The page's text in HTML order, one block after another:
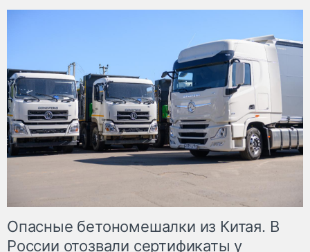
Опасные бетономешалки из Китая. В
России отозвали сертификаты у